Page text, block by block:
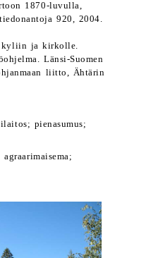
1870-luvulla,
920, 2004.
kyliin ja kirkolle.
Länsi-Suomen
liitto, Ähtärin
pienasumus;
agraarimaisema;